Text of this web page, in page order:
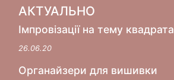
АКТУАЛЬНО
Імпровізації на тему квадрата
26.06.20
Органайзери для вишивки